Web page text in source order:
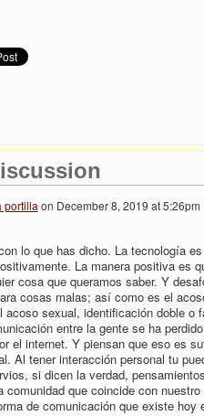
portilla on December 8, 2019 at 5:26pm
lo que has dicho. La tecnología
La manera positiva es
cosa que queramos saber. Y
cosas malas; así como es el
acoso sexual, identificación doble
entre la gente se ha
el internet. Y piensan que eso es
Al tener interacción personal tu
si dicen la verdad,
comunidad que coincide con
de comunicación que existe hoy